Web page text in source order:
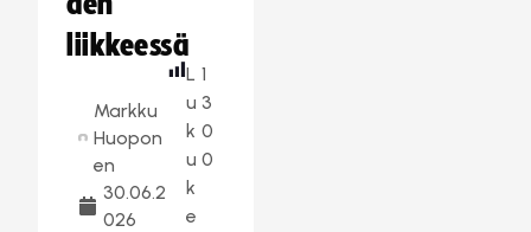
liikkeessä
Markku
Huopon
en
30.06.2
026
L
u
k
u
k
e
1
3
0
0